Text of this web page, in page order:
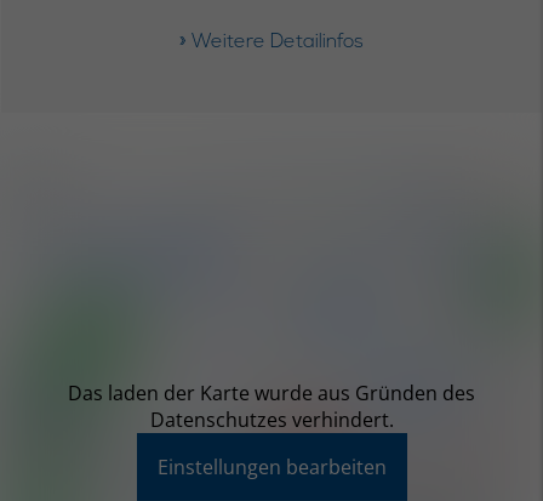
» Weitere Detailinfos
Das laden der Karte wurde aus Gründen des
Datenschutzes verhindert.
Einstellungen bearbeiten